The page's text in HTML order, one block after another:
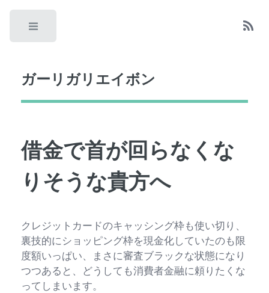
ガーリガリエイボン
借金で首が回らなくな
りそうな貴方へ
クレジットカードのキャッシング枠も使い切り、
裏技的にショッピング枠を現金化していたのも限
度額いっぱい、まさに審査ブラックな状態になり
つつあると、どうしても消費者金融に頼りたくな
ってしまいます。